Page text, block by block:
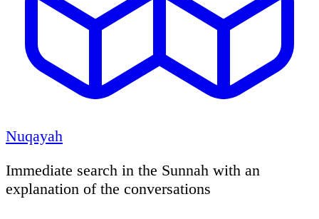
Nuqayah
Immediate search in the Sunnah with an
explanation of the conversations